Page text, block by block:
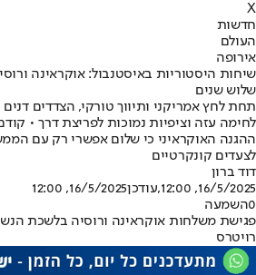
X
חדשות
העולם
אירופה
שיחות היסטוריות באיסטנבול: אוקראינה
שלוש שנים
תחת לחץ אמריקני ותיווך טורקי, הצדדים
לחימה עזה וציפיות נמוכות לפריצת דרך •
ההגנה האוקראיני כי שלום אפשרי רק עם
לצעדים קונקרטיים
דוד ברון
16/5/2025, 12:00
,עודכן16/5/2025, 12:00
0השמעה
פגישת משלחות אוקראינה ורוסיה בלשכת
רויטרס